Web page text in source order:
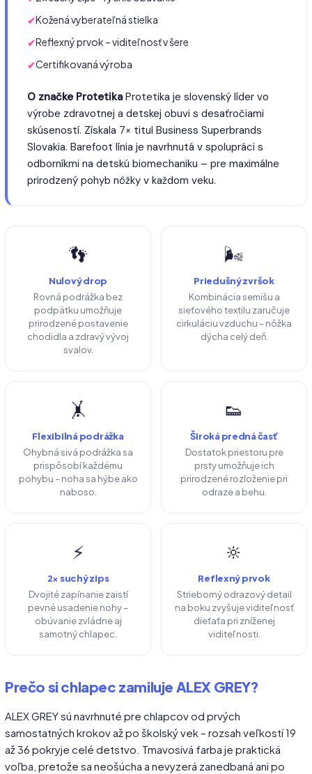
Kožená vyberateľná stielka
Reflexný prvok – viditeľnosť v šere
Certifikovaná výroba
O značke ProtetikaProtetika je slovenský líder vo
výrobe zdravotnej a detskej obuvi s desaťročiami
skúseností. Získala 7× titul Business Superbrands
Slovakia. Barefoot línia je navrhnutá v spolupráci s
odborníkmi na detskú biomechaniku – pre maximálne
prirodzený pohyb nôžky v každom veku.
👣
Nulový drop
Rovná podrážka bez
podpätku umožňuje
prirodzené postavenie
chodidla a zdravý vývoj
svalov.
🌬️
Priedušný zvršok
Kombinácia semišu a
sieťového textilu zaručuje
cirkuláciu vzduchu – nôžka
dýcha celý deň.
🤸
Flexibilná podrážka
Ohybná sivá podrážka sa
prispôsobí každému
pohybu – noha sa hýbe ako
naboso.
👟
Široká predná časť
Dostatok priestoru pre
prsty umožňuje ich
prirodzené rozloženie pri
odraze a behu.
⚡
2× suchý zips
Dvojité zapínanie zaistí
pevné usadenie nohy –
obúvanie zvládne aj
samotný chlapec.
🔆
Reflexný prvok
Strieborný odrazový detail
na boku zvyšuje viditeľnosť
dieťaťa pri zníženej
viditeľnosti.
Prečo si chlapec zamiluje ALEX GREY?
ALEX GREY sú navrhnuté pre chlapcov od prvých
samostatných krokov až po školský vek – rozsah veľkostí 19
až 36 pokryje celé detstvo. Tmavosivá farba je praktická
voľba, pretože sa neošúcha a nevyzerá zanedbaná ani po